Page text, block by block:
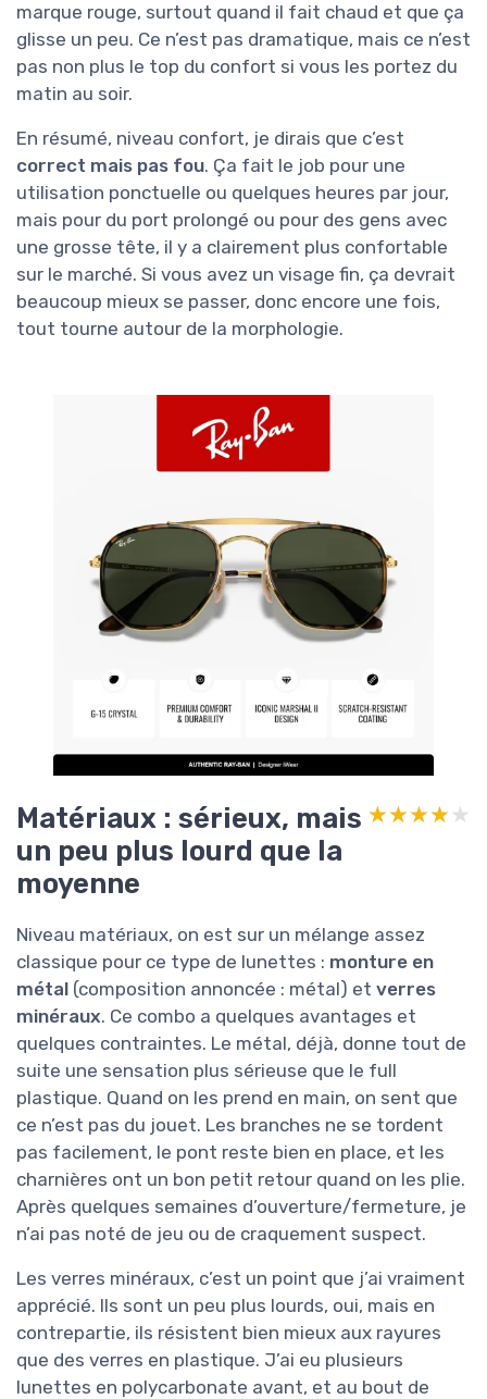
marque rouge, surtout quand il fait chaud et que ça
glisse un peu. Ce n’est pas dramatique, mais ce n’est
pas non plus le top du confort si vous les portez du
matin au soir.
En résumé, niveau confort, je dirais que c’est
correct mais pas fou. Ça fait le job pour une
utilisation ponctuelle ou quelques heures par jour,
mais pour du port prolongé ou pour des gens avec
une grosse tête, il y a clairement plus confortable
sur le marché. Si vous avez un visage fin, ça devrait
beaucoup mieux se passer, donc encore une fois,
tout tourne autour de la morphologie.
Matériaux : sérieux, mais
un peu plus lourd que la
moyenne
★★★★★
★★★★★
Niveau matériaux, on est sur un mélange assez
classique pour ce type de lunettes : monture en
métal (composition annoncée : métal) et verres
minéraux. Ce combo a quelques avantages et
quelques contraintes. Le métal, déjà, donne tout de
suite une sensation plus sérieuse que le full
plastique. Quand on les prend en main, on sent que
ce n’est pas du jouet. Les branches ne se tordent
pas facilement, le pont reste bien en place, et les
charnières ont un bon petit retour quand on les plie.
Après quelques semaines d’ouverture/fermeture, je
n’ai pas noté de jeu ou de craquement suspect.
Les verres minéraux, c’est un point que j’ai vraiment
apprécié. Ils sont un peu plus lourds, oui, mais en
contrepartie, ils résistent bien mieux aux rayures
que des verres en plastique. J’ai eu plusieurs
lunettes en polycarbonate avant, et au bout de